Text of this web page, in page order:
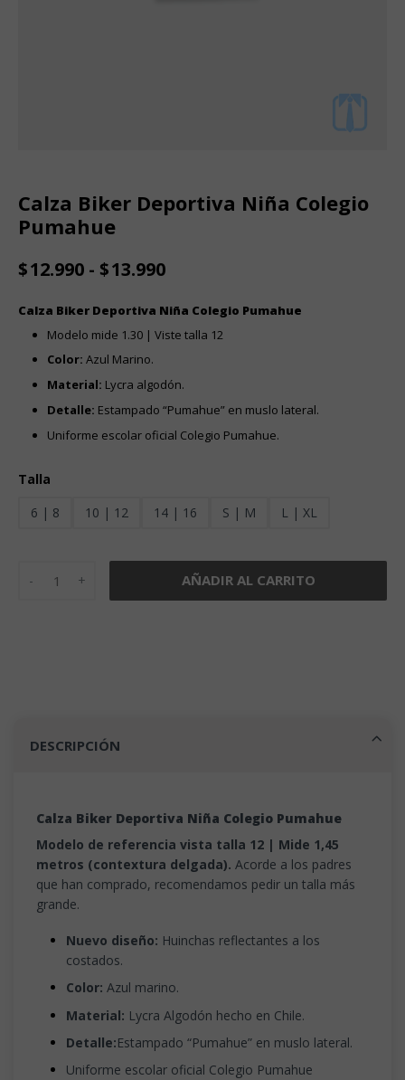
Calza Biker Deportiva Niña Colegio
Pumahue
$12.990 - $13.990Rango
precios:
desde
$12.990
$13.990
Calza Biker Deportiva Niña Colegio Pumahue
Modelo mide 1.30 | Viste talla 12
Color: Azul Marino.
Material: Lycra algodón.
Detalle: Estampado “Pumahue” en muslo lateral.
Uniforme escolar oficial Colegio Pumahue.
Talla
6 | 8
10 | 12 14 | 16 S | M L | XL
Calza Biker Deportiva Niña Colegio Pumahue cantidad
AÑADIR AL CARRITO
DESCRIPCIÓN
Calza Biker Deportiva Niña Colegio Pumahue
Modelo de referencia vista talla 12 | Mide 1,45
metros (contextura delgada). Acorde a los padres
que han comprado, recomendamos pedir un talla más
grande.
Nuevo diseño: Huinchas reflectantes a los
costados.
Color: Azul marino.
Material: Lycra Algodón hecho en Chile.
Detalle:Estampado “Pumahue” en muslo lateral.
Uniforme escolar oficial Colegio Pumahue